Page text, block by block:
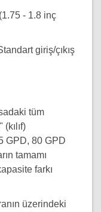
- 1.8 inç
giriş/çıkış
tüm
GPD, 80 GPD
tamamı
farkı
üzerindeki